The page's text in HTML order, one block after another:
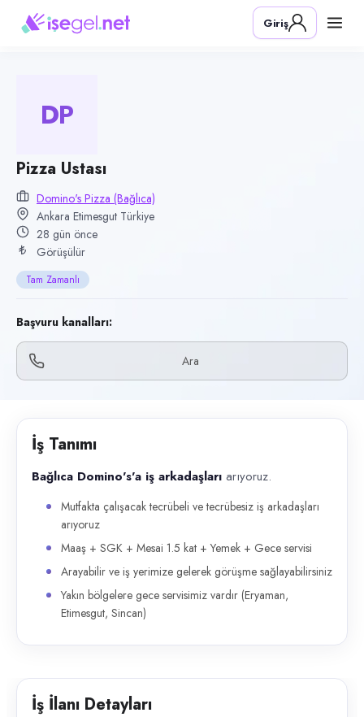
Pozisyon
Pizza Ustası
Kategori
Konum
Etimesgut, Ankara
Çalışma şekli
Tam Zamanlı · Ofis
Yayın tarihi
11 Temmuz 2026
Son geçerlilik
9 Ekim 2026
Başvuru kanalları
İlan açıklaması
Giriş
DP
Pizza Ustası
Domino's Pizza (Bağlıca)
Ankara Etimesgut Türkiye
28 gün önce
Görüşülür
Tam Zamanlı
Başvuru kanalları:
Ara
İş Tanımı
Bağlıca Domino's'a iş arkadaşları arıyoruz.
Mutfakta çalışacak tecrübeli ve tecrübesiz iş arkadaşları
arıyoruz
Maaş + SGK + Mesai 1.5 kat + Yemek + Gece servisi
Arayabilir ve iş yerimize gelerek görüşme sağlayabilirsiniz
Yakın bölgelere gece servisimiz vardır (Eryaman,
Etimesgut, Sincan)
İş İlanı Detayları